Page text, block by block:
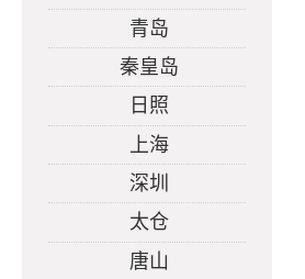
青岛
秦皇岛
日照
上海
深圳
太仓
唐山